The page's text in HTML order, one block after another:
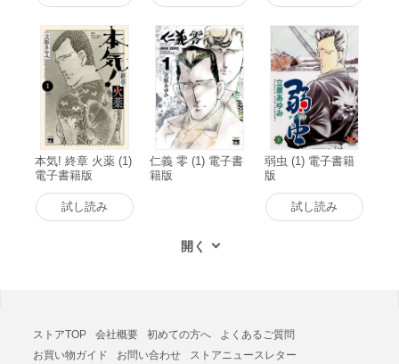
本気! 終章 火薬 (1)
電子書籍版
試し読み
仁義 零 (1) 電子書
籍版
弱虫 (1) 電子書籍
版
試し読み
ストアTOP 会社概要 初めての方へ
よくあるご質問
お買い物ガイド
お問い合わせ ストアニュースレター